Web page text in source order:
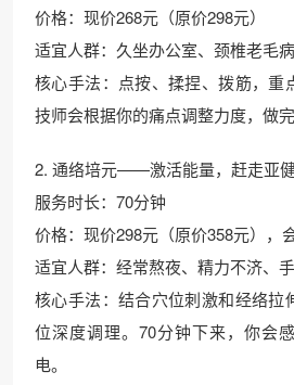
价格：现价268元（原价298元）
适宜人群：久坐办公室、颈椎老毛
核心手法：点按、揉捏、拨筋，重
技师会根据你的痛点调整力度，做完
2. 通络培元——激活能量，赶走亚
服务时长：70分钟
价格：现价298元（原价358元），
适宜人群：经常熬夜、精力不济、手
核心手法：结合穴位刺激和经络拉
位深度调理。70分钟下来，你会
电。